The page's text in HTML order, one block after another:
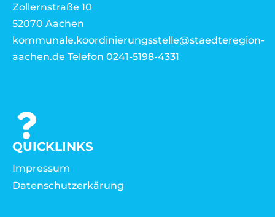
Zollernstraße 10
52070 Aachen
kommunale.koordinierungsstelle@staedteregion-
aachen.de Telefon 0241-5198-4331
QUICKLINKS
Impressum
Datenschutzerkärung